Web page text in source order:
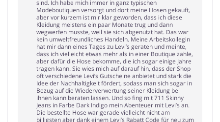
sind. Ich habe mich immer in ganz typischen
Modeboutiquen versorgt und dort meine Hosen gekauft,
aber vor kurzem ist mir klar geworden, dass ich diese
Kleidung meistens ein paar Monate trug und dann
wegwerfen musste, weil sie sich abgenutzt hat. Das war
kein umweltfreundliches Handeln. Meine Arbeitskollegin
hat mir dann eines Tages zu Levi’s geraten und meinte,
dass ich vielleicht etwas mehr als in einer Boutique zahle,
aber dafür die Hose bekomme, die ich sogar einige Jahre
tragen kann. Sie wies mich auf darauf hin, dass der Shop
oft verschiedene Levi’s Gutscheine anbietet und stark die
Idee der Nachhaltigkeit fördert, sodass man sich sogar in
Bezug auf die Wiederverwertung seiner Kleidung bei
ihnen kann beraten lassen. Und so fing mit 711 Skinny
Jeans in Farbe Dark Indigo mein Abenteuer mit Levi’s an.
Die bestellte Hose war gerade vielleicht nicht am
billigsten aber dank einem Levi’s Rabatt Code für neu zum